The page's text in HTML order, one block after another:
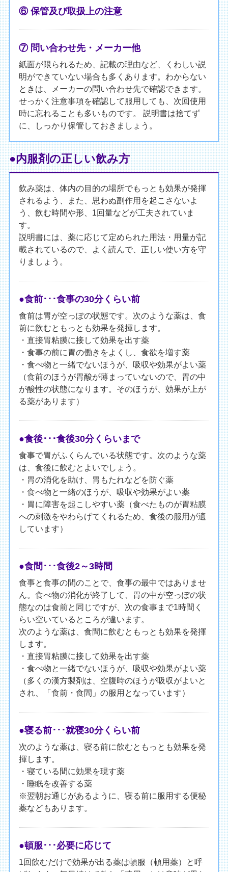
⑥ 保管及び取扱上の注意
⑦ 問い合わせ先・メーカー他
紙面が限られるため、記載の理由など、くわしい説
明ができていない場合も多くあります。わからない
ときは、メーカーの問い合わせ先で確認できます。
せっかく注意事項を確認して服用しても、次回使用
時に忘れることも多いものです。 説明書は捨てず
に、しっかり保管しておきましょう。
●内服剤の正しい飲み方
飲み薬は、体内の目的の場所でもっとも効果が発揮
されるよう、また、思わぬ副作用を起こさないよ
う、飲む時間や形、1回量などが工夫されていま
す。
説明書には、薬に応じて定められた用法・用量が記
載されているので、よく読んで、正しい使い方を守
りましょう。
●食前･･･食事の30分くらい前
食前は胃が空っぽの状態です。次のような薬は、食
前に飲むともっとも効果を発揮します。
・直接胃粘膜に接して効果を出す薬
・食事の前に胃の働きをよくし、食欲を増す薬
・食べ物と一緒でないほうが、吸収や効果がよい薬
（食前のほうが胃酸が薄まっていないので、胃の中
が酸性の状態になります。そのほうが、効果が上が
る薬があります）
●食後･･･食後30分くらいまで
食事で胃がふくらんでいる状態です。次のような薬
は、食後に飲むとよいでしょう。
・胃の消化を助け、胃もたれなどを防ぐ薬
・食べ物と一緒のほうが、吸収や効果がよい薬
・胃に障害を起こしやすい薬（食べたものが胃粘膜
への刺激をやわらげてくれるため、食後の服用が適
しています）
●食間･･･食後2～3時間
食事と食事の間のことで、食事の最中ではありませ
ん。食べ物の消化が終了して、胃の中が空っぽの状
態なのは食前と同じですが、次の食事まで1時間く
らい空いているところが違います。
次のような薬は、食間に飲むともっとも効果を発揮
します。
・直接胃粘膜に接して効果を出す薬
・食べ物と一緒でないほうが、吸収や効果がよい薬
（多くの漢方製剤は、空腹時のほうが吸収がよいと
され、「食前・食間」の服用となっています）
●寝る前･･･就寝30分くらい前
次のような薬は、寝る前に飲むともっとも効果を発
揮します。
・寝ている間に効果を現す薬
・睡眠を改善する薬
※翌朝お通じがあるように、寝る前に服用する便秘
薬などもあります。
●頓服･･･必要に応じて
1回飲むだけで効果が出る薬は頓服（頓用薬）と呼